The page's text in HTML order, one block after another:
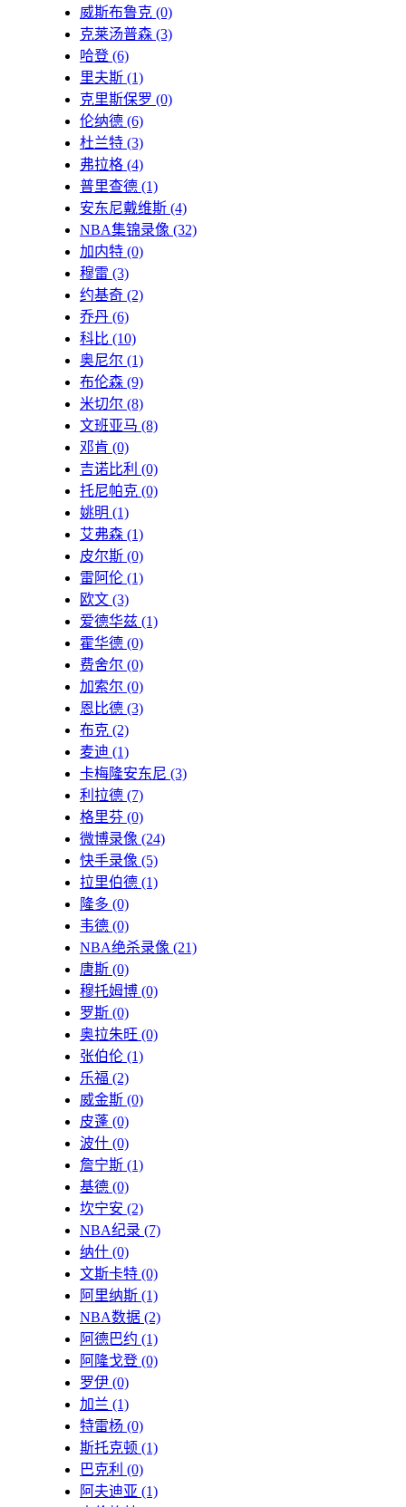
威斯布鲁克 (0)
克莱汤普森 (3)
哈登 (6)
里夫斯 (1)
克里斯保罗 (0)
伦纳德 (6)
杜兰特 (3)
弗拉格 (4)
普里查德 (1)
安东尼戴维斯 (4)
NBA集锦录像 (32)
加内特 (0)
穆雷 (3)
约基奇 (2)
乔丹 (6)
科比 (10)
奥尼尔 (1)
布伦森 (9)
米切尔 (8)
文班亚马 (8)
邓肯 (0)
吉诺比利 (0)
托尼帕克 (0)
姚明 (1)
艾弗森 (1)
皮尔斯 (0)
雷阿伦 (1)
欧文 (3)
爱德华兹 (1)
霍华德 (0)
费舍尔 (0)
加索尔 (0)
恩比德 (3)
布克 (2)
麦迪 (1)
卡梅隆安东尼 (3)
利拉德 (7)
格里芬 (0)
微博录像 (24)
快手录像 (5)
拉里伯德 (1)
隆多 (0)
韦德 (0)
NBA绝杀录像 (21)
唐斯 (0)
穆托姆博 (0)
罗斯 (0)
奥拉朱旺 (0)
张伯伦 (1)
乐福 (2)
威金斯 (0)
皮蓬 (0)
波什 (0)
詹宁斯 (1)
基德 (0)
坎宁安 (2)
NBA纪录 (7)
纳什 (0)
文斯卡特 (0)
阿里纳斯 (1)
NBA数据 (2)
阿德巴约 (1)
阿隆戈登 (0)
罗伊 (0)
加兰 (1)
特雷杨 (0)
斯托克顿 (1)
巴克利 (0)
阿夫迪亚 (1)